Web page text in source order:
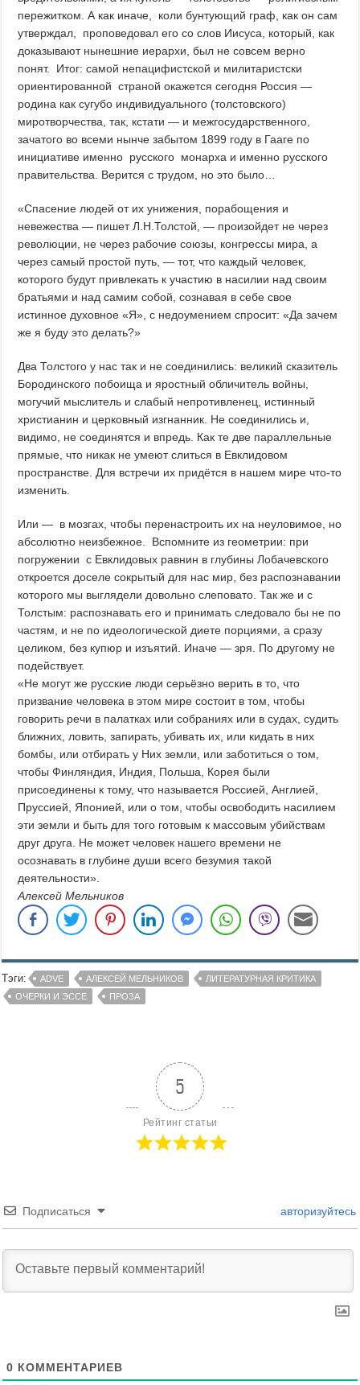
пережитком. А как иначе, коли бунтующий граф, как он сам
утверждал, проповедовал его со слов Иисуса, который, как
доказывают нынешние иерархи, был не совсем верно
понят. Итог: самой непацифистской и милитаристски
ориентированной страной окажется сегодня Россия —
родина как сугубо индивидуального (толстовского)
миротворчества, так, кстати — и межгосударственного,
зачатого во всеми нынче забытом 1899 году в Гааге по
инициативе именно русского монарха и именно русского
правительства. Верится с трудом, но это было…
«Спасение людей от их унижения, порабощения и
невежества — пишет Л.Н.Толстой, — произойдет не через
революции, не через рабочие союзы, конгрессы мира, а
через самый простой путь, — тот, что каждый человек,
которого будут привлекать к участию в насилии над своим
братьями и над самим собой, сознавая в себе свое
истинное духовное «Я», с недоумением спросит: «Да зачем
же я буду это делать?»
Два Толстого у нас так и не соединились: великий сказитель
Бородинского побоища и яростный обличитель войны,
могучий мыслитель и слабый непротивленец, истинный
христианин и церковный изгнанник. Не соединились и,
видимо, не соединятся и впредь. Как те две параллельные
прямые, что никак не умеют слиться в Евклидовом
пространстве. Для встречи их придётся в нашем мире что-то
изменить.
Или — в мозгах, чтобы перенастроить их на неуловимое, но
абсолютно неизбежное. Вспомните из геометрии: при
погружении с Евклидовых равнин в глубины Лобачевского
откроется доселе сокрытый для нас мир, без распознавании
которого мы выглядели довольно слеповато. Так же и с
Толстым: распознавать его и принимать следовало бы не по
частям, и не по идеологической диете порциями, а сразу
целиком, без купюр и изъятий. Иначе — зря. По другому не
подействует.
«Не могут же русские люди серьёзно верить в то, что
призвание человека в этом мире состоит в том, чтобы
говорить речи в палатках или собраниях или в судах, судить
ближних, ловить, запирать, убивать их, или кидать в них
бомбы, или отбирать у Них земли, или заботиться о том,
чтобы Финляндия, Индия, Польша, Корея были
присоединены к тому, что называется Россией, Англией,
Пруссией, Японией, или о том, чтобы освободить насилием
эти земли и быть для того готовым к массовым убийствам
друг друга. Не может человек нашего времени не
осознавать в глубине души всего безумия такой
деятельности».
Алексей Мельников
Тэги: ADVE АЛЕКСЕЙ МЕЛЬНИКОВ
ЛИТЕРАТУРНАЯ КРИТИКА
ОЧЕРКИ И ЭССЕ
ПРОЗА
5
Рейтинг статьи
Подписаться авторизуйтесь
0 КОММЕНТАРИЕВ